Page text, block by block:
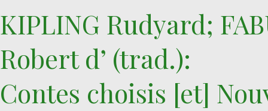
‎KIPLING Rudyard;
Robert d’ (trad.):‎
‎Contes choisis [et]